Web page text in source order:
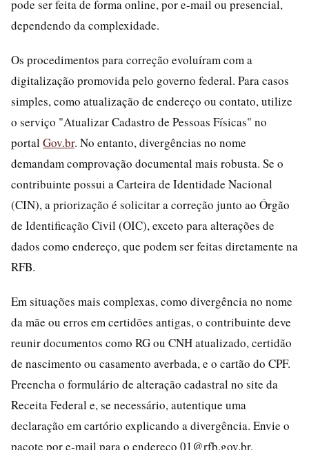
pode ser feita de forma online, por e-mail ou presencial,
dependendo da complexidade.
Os procedimentos para correção evoluíram com a
digitalização promovida pelo governo federal. Para casos
simples, como atualização de endereço ou contato, utilize
o serviço "Atualizar Cadastro de Pessoas Físicas" no
portal Gov.br. No entanto, divergências no nome
demandam comprovação documental mais robusta. Se o
contribuinte possui a Carteira de Identidade Nacional
(CIN), a priorização é solicitar a correção junto ao Órgão
de Identificação Civil (OIC), exceto para alterações de
dados como endereço, que podem ser feitas diretamente na
RFB.
Em situações mais complexas, como divergência no nome
da mãe ou erros em certidões antigas, o contribuinte deve
reunir documentos como RG ou CNH atualizado, certidão
de nascimento ou casamento averbada, e o cartão do CPF.
Preencha o formulário de alteração cadastral no site da
Receita Federal e, se necessário, autentique uma
declaração em cartório explicando a divergência. Envie o
pacote por e-mail para o endereço 01@rfb.gov.br,